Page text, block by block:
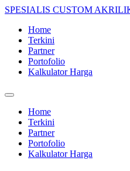
Lewati
konten
SPESIALIS CUSTOM
Home
Terkini
Partner
Portofolio
Kalkulator Harga
Home
Terkini
Partner
Portofolio
Kalkulator Harga